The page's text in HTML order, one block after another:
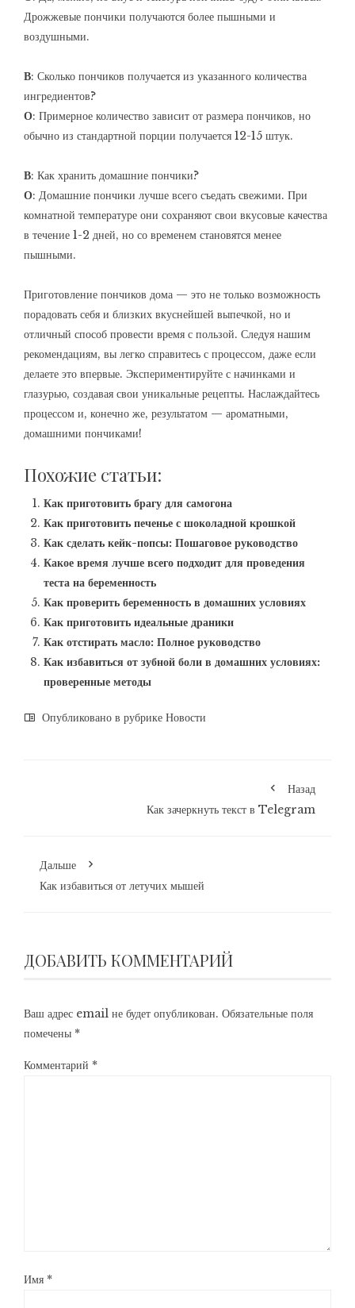
Дрожжевые пончики получаются более пышными и
воздушными.
В: Сколько пончиков получается из указанного количества
ингредиентов?
О: Примерное количество зависит от размера пончиков, но
обычно из стандартной порции получается 12-15 штук.
В: Как хранить домашние пончики?
О: Домашние пончики лучше всего съедать свежими. При
комнатной температуре они сохраняют свои вкусовые качества
в течение 1-2 дней, но со временем становятся менее
пышными.
Приготовление пончиков дома — это не только возможность
порадовать себя и близких вкуснейшей выпечкой, но и
отличный способ провести время с пользой. Следуя нашим
рекомендациям, вы легко справитесь с процессом, даже если
делаете это впервые. Экспериментируйте с начинками и
глазурью, создавая свои уникальные рецепты. Наслаждайтесь
процессом и, конечно же, результатом — ароматными,
домашними пончиками!
Похожие статьи:
Как приготовить брагу для самогона
Как приготовить печенье с шоколадной крошкой
Как сделать кейк-попсы: Пошаговое руководство
Какое время лучше всего подходит для проведения
теста на беременность
Как проверить беременность в домашних условиях
Как приготовить идеальные драники
Как отстирать масло: Полное руководство
Как избавиться от зубной боли в домашних условиях:
проверенные методы
Опубликовано в рубрике Новости
Назад
Как зачеркнуть текст в Telegram
Дальше
Как избавиться от летучих мышей
ДОБАВИТЬ КОММЕНТАРИЙ
Ваш адрес email не будет опубликован. Обязательные поля
помечены *
Комментарий *
Имя *